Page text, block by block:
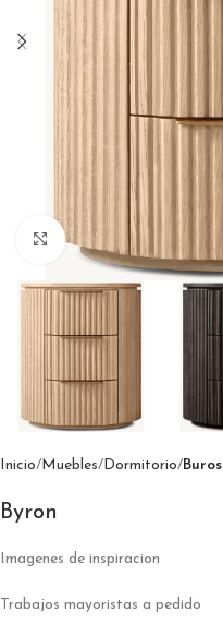
Click to enlarge
Inicio Muebles Dormitorio Buros
Byron
Imagenes de inspiracion
Trabajos mayoristas a pedido